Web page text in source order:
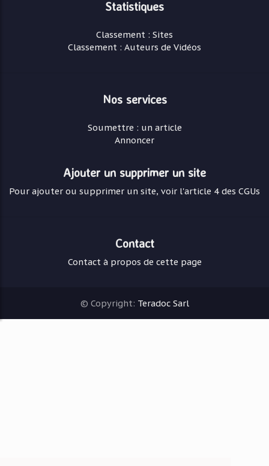
Statistiques
Classement : Sites
Classement : Auteurs de Vidéos
Nos services
Soumettre : un article
Annoncer
Ajouter un supprimer un site
Pour ajouter ou supprimer un site, voir l'article 4 des CGUs
Contact
Contact à propos de cette page
© Copyright: Teradoc Sarl